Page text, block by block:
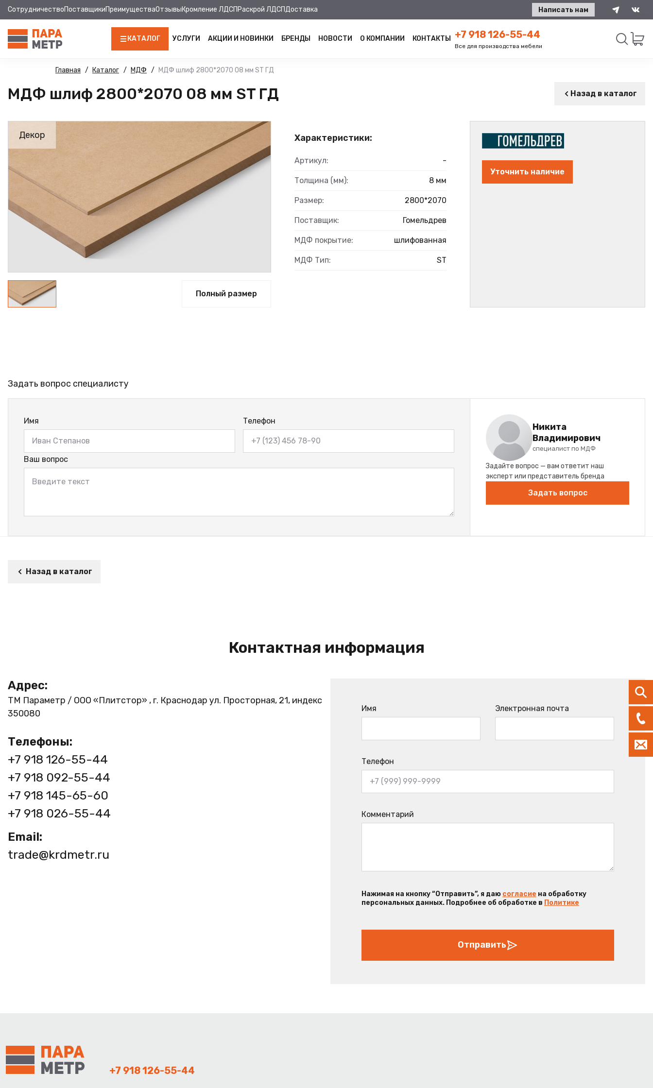
СотрудничествоПоставщикиПреимуществаОтзывыКромление ЛДСП Раскрой ЛДСПДоставка Написать нам
КАТАЛОГ
ЛДСП
КРОМКА
ФУРНИТУРА
ПРОФИЛЬ АЛЮМИНИЕВЫЙ
КЛЕЙ
УСЛУГИ АКЦИИ И НОВИНКИ БРЕНДЫ НОВОСТИ О КОМПАНИИ КОНТАКТЫ +7 918 126-55-44
Все для производства мебели
Главная Каталог МДФ МДФ шлиф 2800*2070 08 мм ST ГД
МДФ шлиф 2800*2070 08 мм ST ГД Назад в каталог
Декор
Полный размер
Характеристики:
Артикул: -
Толщина (мм): 8 мм
Размер: 2800*2070
Поставщик: Гомельдрев
МДФ покрытие: шлифованная
МДФ Тип: ST
Уточнить наличие
Задать вопрос специалисту
Имя Телефон
Ваш вопрос
Никита
Владимирович
специалист по МДФ
Задайте вопрос — вам ответит наш
эксперт или представитель бренда
Задать вопрос
Назад в каталог
Контактная информация
Адрес:
ТМ Параметр / ООО «Плитстор» , г. Краснодар ул. Просторная, 21, индекс
350080
Телефоны:
+7 918 126-55-44
+7 918 092-55-44
+7 918 145-65-60
+7 918 026-55-44
Email:
trade@krdmetr.ru
Имя Электронная почта
Телефон
Комментарий
Нажимая на кнопку “Отправить”, я даю согласие на обработку
персональных данных. Подробнее об обработке в Политике
Отправить
+7 918 126-55-44